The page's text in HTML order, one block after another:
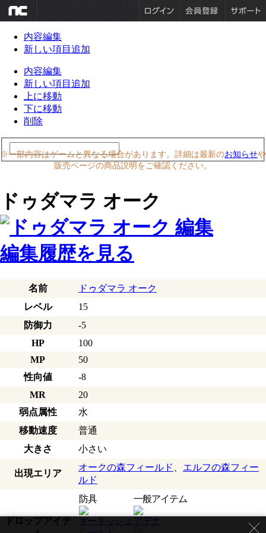
内容編集
新しい項目追加
内容編集
新しい項目追加
上に移動
下に移動
削除
※一部内容はゲームと異なる場合があります。詳細は最新のお知らせや
販売ページの商品説明をご確認ください。
ドゥダマラ オーク
編集履歴を見る
名前
ドゥダマラ オーク
レベル
15
防御力
-5
HP
100
MP
50
性向値
-8
MR
20
弱点属性
水
移動速度
普通
大きさ
小さい
出現エリア
オークの森フィールド
エルフの森フィー
ルド
ドロップアイテ
防具
オーキッシュ
一般アイテム
アデナ